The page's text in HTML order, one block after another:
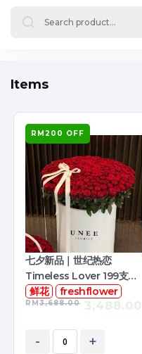
Items
RM200 OFF
七夕新品｜世纪热恋
Timeless Lover 199支鲜
花鲜花 freshflower
RM3,688.00 3,488.00
- +